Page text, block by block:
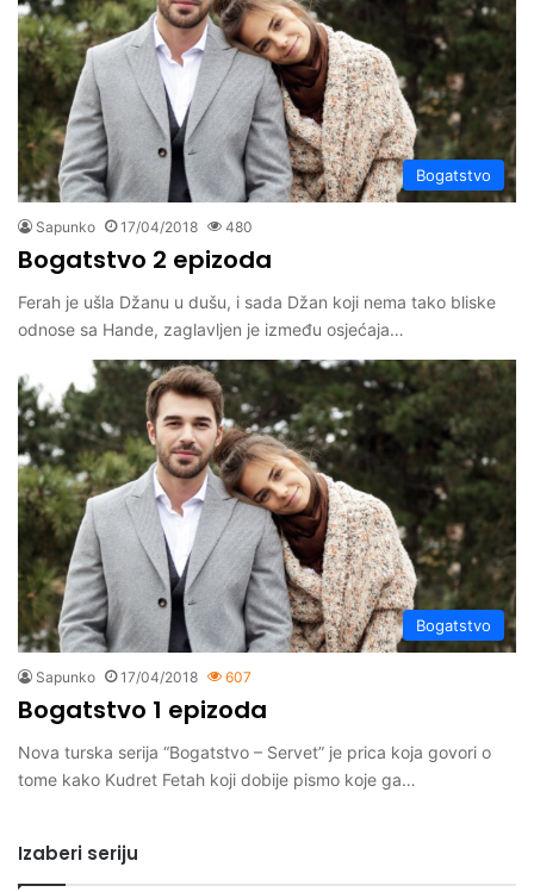
Bogatstvo
Sapunko 17/04/2018 480
Bogatstvo 2 epizoda
Ferah je ušla Džanu u dušu, i sada Džan koji nema tako bliske
odnose sa Hande, zaglavljen je između osjećaja…
Bogatstvo
Sapunko 17/04/2018 607
Bogatstvo 1 epizoda
Nova turska serija “Bogatstvo – Servet” je prica koja govori o
tome kako Kudret Fetah koji dobije pismo koje ga…
Izaberi seriju